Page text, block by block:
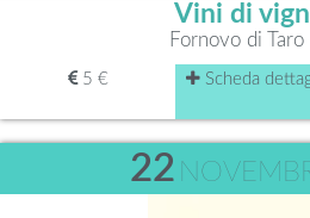
Vini di
Fornovo di
5 € Scheda
22